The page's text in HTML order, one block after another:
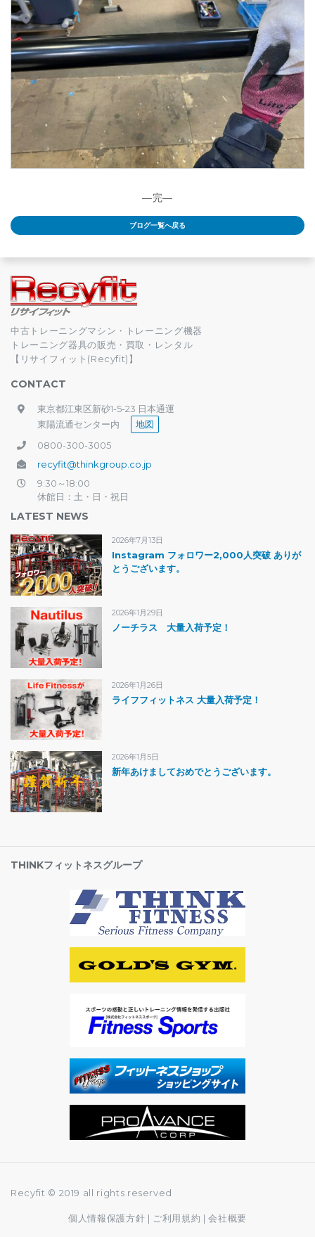
―完―
ブログ一覧へ戻る
中古トレーニングマシン・トレーニング機器
トレーニング器具の販売・買取・レンタル
【リサイフィット(Recyfit)】
CONTACT
東京都江東区新砂1-5-23 日本通運
東陽流通センター内
地図
0800-300-3005
recyfit@thinkgroup.co.jp
9:30～18:00
休館日：土・日・祝日
LATEST NEWS
2026年7月13日
Instagram フォロワー2,000人突破 ありが
とうございます。
2026年1月29日
ノーチラス 大量入荷予定！
2026年1月26日
ライフフィットネス 大量入荷予定！
2026年1月5日
新年あけましておめでとうございます。
THINKフィットネスグループ
Recyfit © 2019 all rights reserved
個人情報保護方針 | ご利用規約 |会社概要